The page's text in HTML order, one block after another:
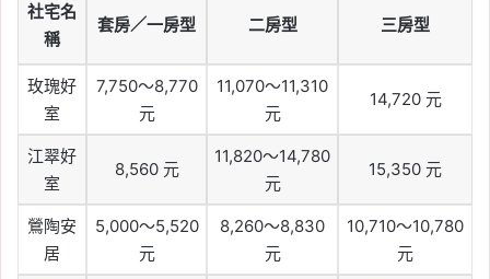
社宅名
稱
套房／一房型 二房型 三房型
玫瑰好
室
7,750～8,770
元
11,070～11,310
元
14,720 元
江翠好
室
8,560 元
11,820～14,780
元
15,350 元
鶯陶安
居
5,000～5,520
元
8,260～8,830
元
10,710～10,780
元